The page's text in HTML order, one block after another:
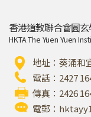
香港道教聯合會圓
HKTA The Yuen Yuen
地址：葵涌和
電話：2427
傳真：2426
電郵：